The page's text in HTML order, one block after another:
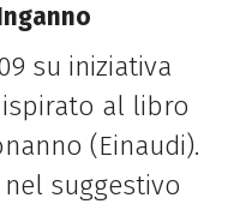
su iniziativa
ispirato al libro
(Einaudi).
suggestivo